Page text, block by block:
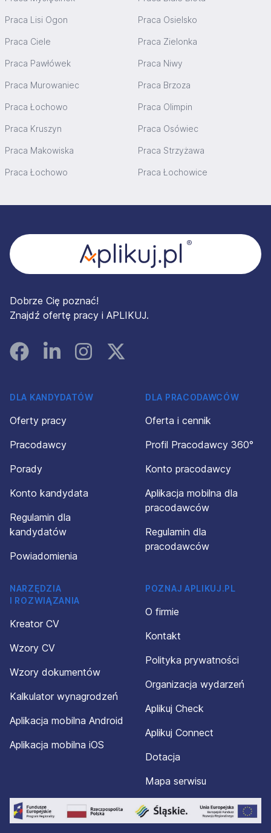
Praca Lisi Ogon Praca Osielsko
Praca Ciele Praca Zielonka
Praca Pawłówek Praca Niwy
Praca Murowaniec Praca Brzoza
Praca Łochowo Praca Olimpin
Praca Kruszyn Praca Osówiec
Praca Makowiska Praca Strzyżawa
Praca Łochowo Praca Łochowice
Dobrze Cię poznać!
Znajdź ofertę pracy i APLIKUJ.
FacebookLinked InInstagramInstagram
DLA KANDYDATÓW
Oferty pracy
Pracodawcy
Porady
Konto kandydata
Regulamin dla
kandydatów
Powiadomienia
DLA PRACODAWCÓW
Oferta i cennik
Profil Pracodawcy 360°
Konto pracodawcy
Aplikacja mobilna dla
pracodawców
Regulamin dla
pracodawców
NARZĘDZIA
I ROZWIĄZANIA
Kreator CV
Wzory CV
Wzory dokumentów
Kalkulator wynagrodzeń
Aplikacja mobilna Android
Aplikacja mobilna iOS
POZNAJ APLIKUJ.PL
O firmie
Kontakt
Polityka prywatności
Organizacja wydarzeń
Aplikuj Check
Aplikuj Connect
Dotacja
Mapa serwisu